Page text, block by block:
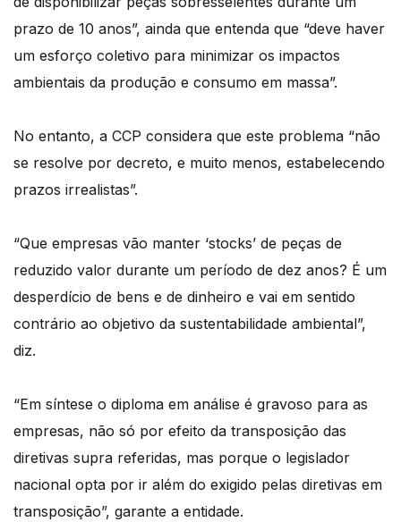
prazo de 10 anos”, ainda que entenda que “deve haver
um esforço coletivo para minimizar os impactos
ambientais da produção e consumo em massa”.
No entanto, a CCP considera que este problema “não
se resolve por decreto, e muito menos, estabelecendo
prazos irrealistas”.
“Que empresas vão manter ‘stocks’ de peças de
reduzido valor durante um período de dez anos? É um
desperdício de bens e de dinheiro e vai em sentido
contrário ao objetivo da sustentabilidade ambiental”,
diz.
“Em síntese o diploma em análise é gravoso para as
empresas, não só por efeito da transposição das
diretivas supra referidas, mas porque o legislador
nacional opta por ir além do exigido pelas diretivas em
transposição”, garante a entidade.